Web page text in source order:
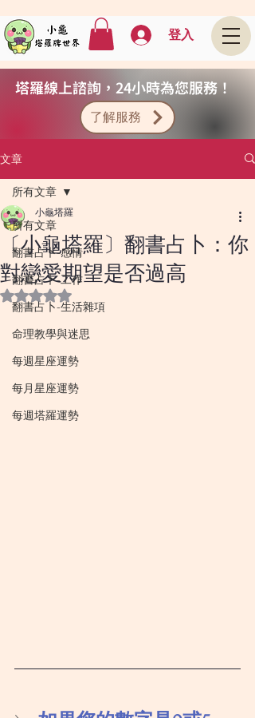
登入
塔羅線上諮詢，24小時為您服務！
了解服務
文章
所有文章
翻書占卜-感情
翻書占卜-工作
翻書占卜-生活雜項
命理教學與迷思
每週星座運勢
每月星座運勢
每週塔羅運勢
所有文章
〔小龜塔羅〕翻書占卜：你
對戀愛期望是否過高
小龜塔羅
評等為 NaN（最高為 5 顆星）。